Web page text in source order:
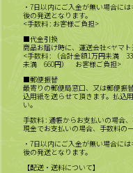
・7日以内にご入金が無い場合に
後の発送となります。
<手数料 : お客様ご負担>
■代金引換
商品お届け時に、運送会社<ヤマト
<手数料 : （合計金額1万円未満
未満 660円） お客様ご負担>
■郵便振替
最寄りの郵便局窓口、又は郵便振
込用紙を送らせて頂きます。払込
い。
手数料 : 通帳からお支払いの場合
現金でお支払いの場合、手数料の
・7日以内にご入金が無い場合に
後の発送となります。
【配送・送料について】